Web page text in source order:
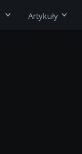
Artykuły